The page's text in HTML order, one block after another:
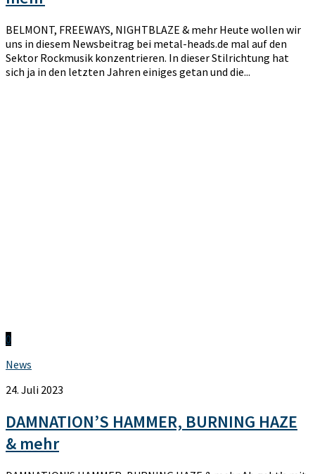
BELMONT, FREEWAYS, NIGHTBLAZE & mehr Heute wollen wir
uns in diesem Newsbeitrag bei metal-heads.de mal auf den
Sektor Rockmusik konzentrieren. In dieser Stilrichtung hat
sich ja in den letzten Jahren einiges getan und die...
0
News
24. Juli 2023
DAMNATION’S HAMMER, BURNING HAZE
& mehr